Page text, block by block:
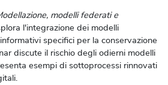
modelli federati e
l'integrazione dei modelli
specifici per la conservazione
discute il rischio degli odierni modelli
esempi di sottoprocessi rinnovati